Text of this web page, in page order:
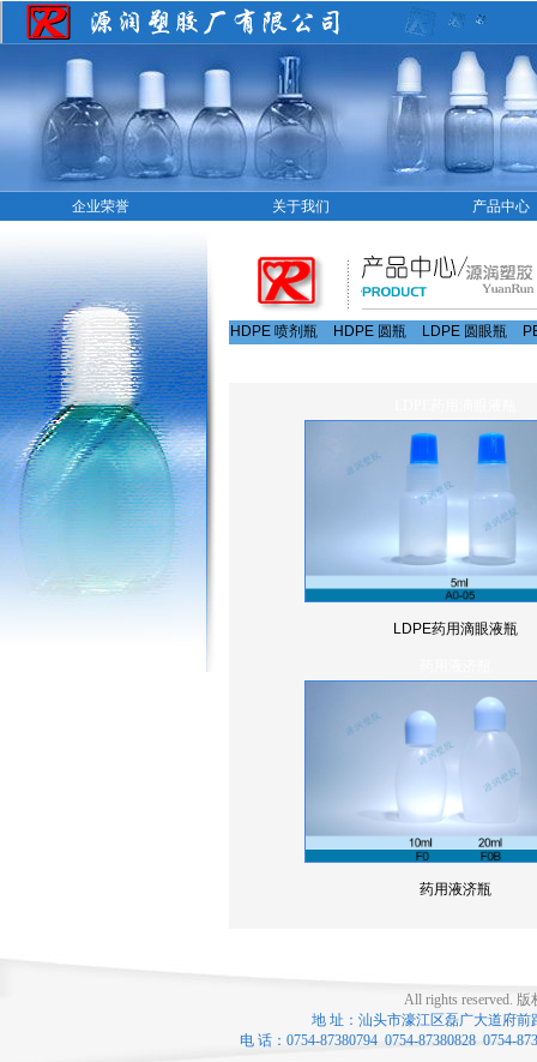
企业荣誉 关于我们 产品中心
HDPE 喷剂瓶 HDPE 圆瓶 LDPE 圆眼瓶
LDPE药用滴眼液瓶
药用液济瓶
All rights reserved. 版
地 址：汕头市濠江区磊广大道府前
电 话：0754-87380794 0754-87380828 0754-